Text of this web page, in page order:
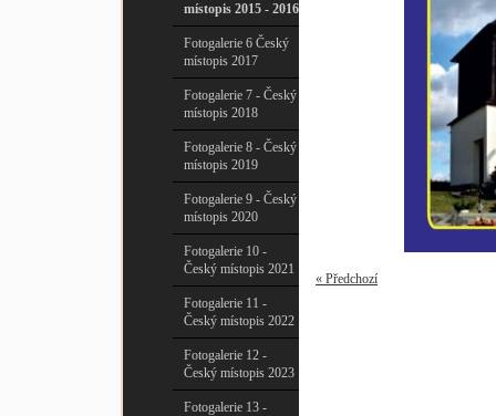
místopis 2015 - 2016
Fotogalerie 6 Český
místopis 2017
Fotogalerie 7 - Český
místopis 2018
Fotogalerie 8 - Český
místopis 2019
Fotogalerie 9 - Český
místopis 2020
Fotogalerie 10 -
Český místopis 2021
Fotogalerie 11 -
Český místopis 2022
Fotogalerie 12 -
Český místopis 2023
Fotogalerie 13 -
« Předchozí